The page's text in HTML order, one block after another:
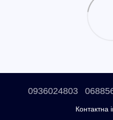
0936024803
Контактна